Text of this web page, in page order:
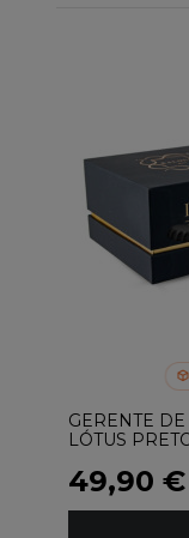
GERENTE
LÓTUS
49,90 €